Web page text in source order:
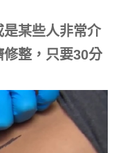
某些人非常介
整，只要30分